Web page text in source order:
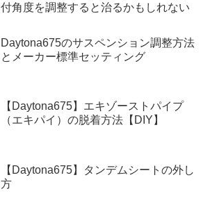
付角度を調整すると治るかもしれない
Daytona675のサスペンション調整方法
とメーカー標準セッティング
【Daytona675】エキゾーストパイプ
（エキパイ）の脱着方法【DIY】
【Daytona675】タンデムシートの外し
方